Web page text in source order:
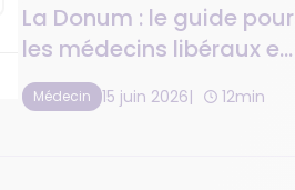
La Donum : le guide pour
les médecins libéraux en
2026
Médecin 15 juin 2026 12min